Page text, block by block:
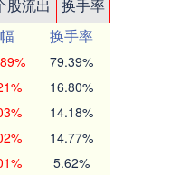
股流出
换手率
换手率
79.39%
16.80%
14.18%
14.77%
5.62%